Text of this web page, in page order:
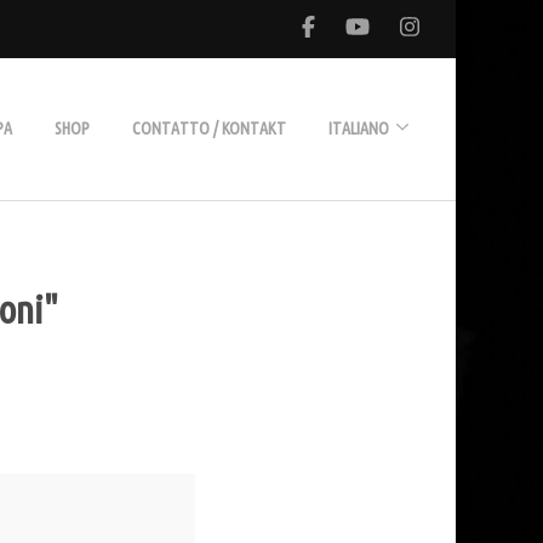
SHOP CONTATTO / KONTAKT ITALIANO